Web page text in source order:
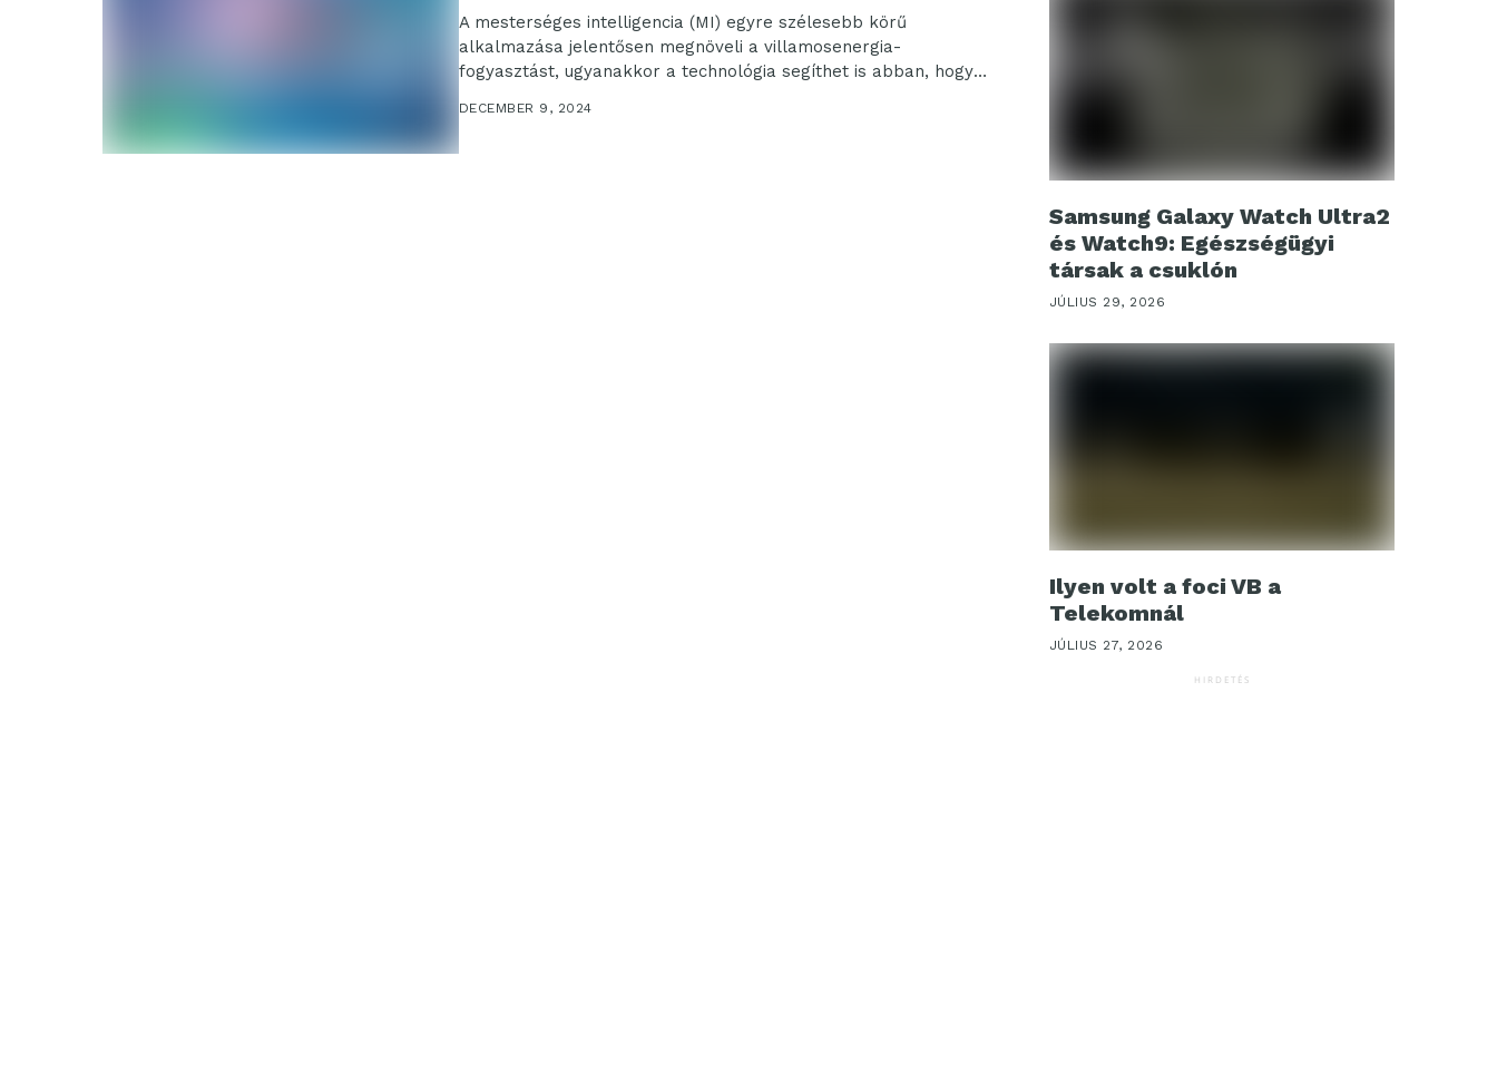
A mesterséges intelligencia (MI) egyre szélesebb körű
alkalmazása jelentősen megnöveli a villamosenergia-
fogyasztást, ugyanakkor a technológia segíthet is abban, hogy
DECEMBER 9, 2024
Samsung Galaxy Watch Ultra2
és Watch9: Egészségügyi
társak a csuklón
JÚLIUS 29, 2026
Ilyen volt a foci VB a
Telekomnál
JÚLIUS 27, 2026
HIRDETÉS